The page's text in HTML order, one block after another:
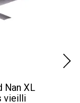
Nan XL
vieilli